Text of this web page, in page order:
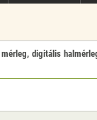
digitális